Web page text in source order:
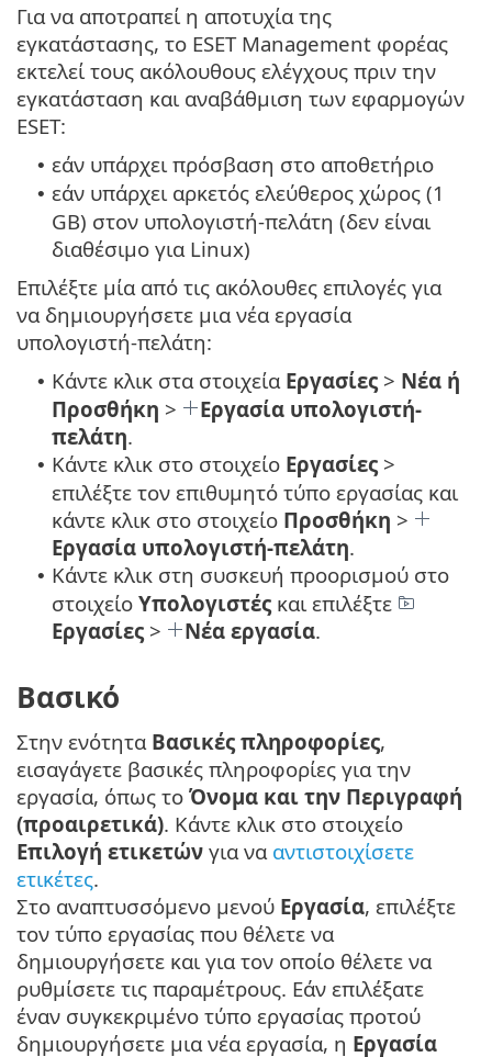
Για να αποτραπεί η αποτυχία της
εγκατάστασης, το ESET Management φορέας
εκτελεί τους ακόλουθους ελέγχους πριν την
εγκατάσταση και αναβάθμιση των εφαρμογών
ESET:
• εάν υπάρχει πρόσβαση στο αποθετήριο
• εάν υπάρχει αρκετός ελεύθερος χώρος (1
GB) στον υπολογιστή-πελάτη (δεν είναι
διαθέσιμο για Linux)
Επιλέξτε μία από τις ακόλουθες επιλογές για
να δημιουργήσετε μια νέα εργασία
υπολογιστή-πελάτη:
• Κάντε κλικ στα στοιχεία Εργασίες > Νέα ή
Προσθήκη >
Εργασία υπολογιστή-
πελάτη.
• Κάντε κλικ στο στοιχείο Εργασίες >
επιλέξτε τον επιθυμητό τύπο εργασίας και
κάντε κλικ στο στοιχείο Προσθήκη >
Εργασία υπολογιστή-πελάτη.
• Κάντε κλικ στη συσκευή προορισμού στο
στοιχείο Υπολογιστές και επιλέξτε
Εργασίες > Νέα εργασία.
Βασικό
Στην ενότητα Βασικές πληροφορίες,
εισαγάγετε βασικές πληροφορίες για την
εργασία, όπως το Όνομα και την Περιγραφή
(προαιρετικά). Κάντε κλικ στο στοιχείο
Επιλογή ετικετών για να αντιστοιχίσετε
ετικέτες.
Στο αναπτυσσόμενο μενού Εργασία, επιλέξτε
τον τύπο εργασίας που θέλετε να
δημιουργήσετε και για τον οποίο θέλετε να
ρυθμίσετε τις παραμέτρους. Εάν επιλέξατε
έναν συγκεκριμένο τύπο εργασίας προτού
δημιουργήσετε μια νέα εργασία, η Εργασία